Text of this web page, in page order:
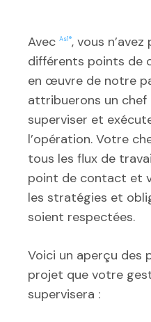
AvecAs1®, vous
différents points de
en œuvre de notre
attribuerons un
superviser et
l’opération. Votre
tous les flux de
point de contact et
les stratégies et
soient respectées.
Voici un aperçu des
projet que votre
supervisera :